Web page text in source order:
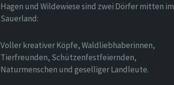
Hagen und Wildewiese sind zwei Dörfer mitten im
Sauerland:
Voller kreativer Köpfe, Waldliebhaberinnen,
Tierfreunden, Schützenfestfeiernden,
Naturmenschen und geselliger Landleute.